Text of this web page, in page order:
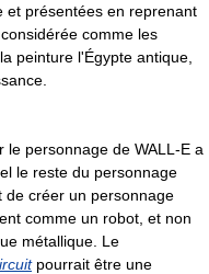
et présentées en reprenant
comme les
peinture l'Égypte antique,
personnage de WALL-E a
le reste du personnage
de créer un personnage
comme un robot, et non
métallique. Le
pourrait être une